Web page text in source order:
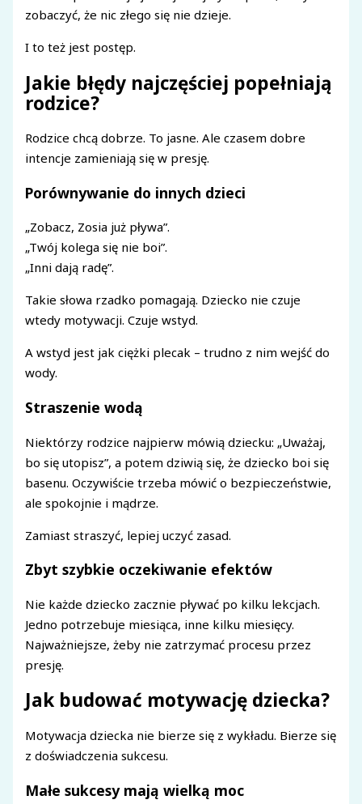
zobaczyć, że nic złego się nie dzieje.
I to też jest postęp.
Jakie błędy najczęściej popełniają
rodzice?
Rodzice chcą dobrze. To jasne. Ale czasem dobre
intencje zamieniają się w presję.
Porównywanie do innych dzieci
„Zobacz, Zosia już pływa”.
„Twój kolega się nie boi”.
„Inni dają radę”.
Takie słowa rzadko pomagają. Dziecko nie czuje
wtedy motywacji. Czuje wstyd.
A wstyd jest jak ciężki plecak – trudno z nim wejść do
wody.
Straszenie wodą
Niektórzy rodzice najpierw mówią dziecku: „Uważaj,
bo się utopisz”, a potem dziwią się, że dziecko boi się
basenu. Oczywiście trzeba mówić o bezpieczeństwie,
ale spokojnie i mądrze.
Zamiast straszyć, lepiej uczyć zasad.
Zbyt szybkie oczekiwanie efektów
Nie każde dziecko zacznie pływać po kilku lekcjach.
Jedno potrzebuje miesiąca, inne kilku miesięcy.
Najważniejsze, żeby nie zatrzymać procesu przez
presję.
Jak budować motywację dziecka?
Motywacja dziecka nie bierze się z wykładu. Bierze się
z doświadczenia sukcesu.
Małe sukcesy mają wielką moc